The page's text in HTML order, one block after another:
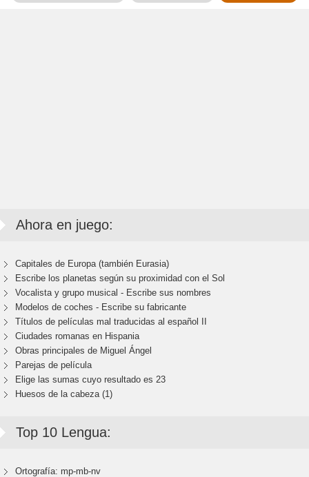
Ahora en juego:
Capitales de Europa (también Eurasia)
Escribe los planetas según su proximidad con el Sol
Vocalista y grupo musical - Escribe sus nombres
Modelos de coches - Escribe su fabricante
Títulos de películas mal traducidas al español II
Ciudades romanas en Hispania
Obras principales de Miguel Ángel
Parejas de película
Elige las sumas cuyo resultado es 23
Huesos de la cabeza (1)
Top 10 Lengua:
Ortografía: mp-mb-nv